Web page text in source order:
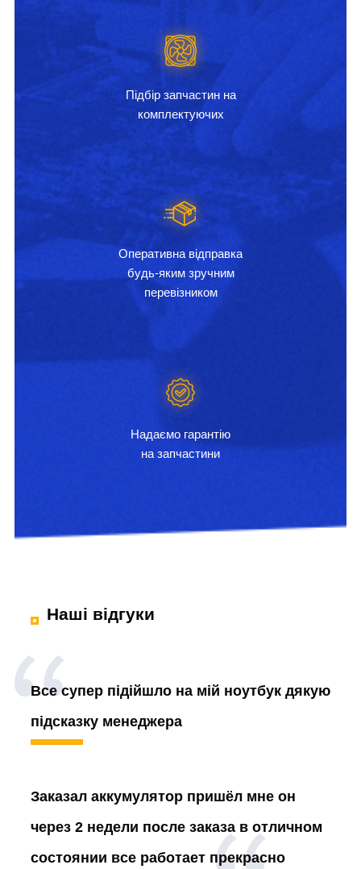
Підбір запчастин на
комплектуючих
Оперативна відправка
будь-яким зручним
перевізником
Надаємо гарантію
на запчастини
Наші відгуки
Все супер підійшло на мій ноутбук дякую
підсказку менеджера
Заказал аккумулятор пришёл мне он
через 2 недели после заказа в отличном
состоянии все работает прекрасно